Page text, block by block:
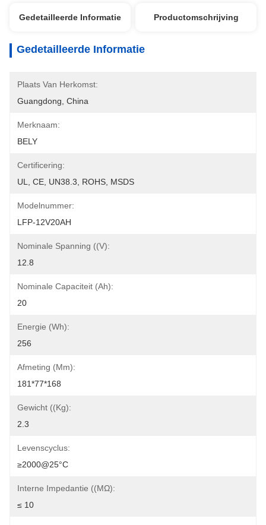
Gedetailleerde Informatie Productomschrijving
Gedetailleerde Informatie
Plaats Van Herkomst:
Guangdong, China
Merknaam:
BELY
Certificering:
UL, CE, UN38.3, ROHS, MSDS
Modelnummer:
LFP-12V20AH
Nominale Spanning ((V):
12.8
Nominale Capaciteit (Ah):
20
Energie (Wh):
256
Afmeting (mm):
181*77*168
Gewicht ((kg):
2.3
Levenscyclus:
≥2000@25°C
Interne Impedantie ((mΩ):
≤ 10